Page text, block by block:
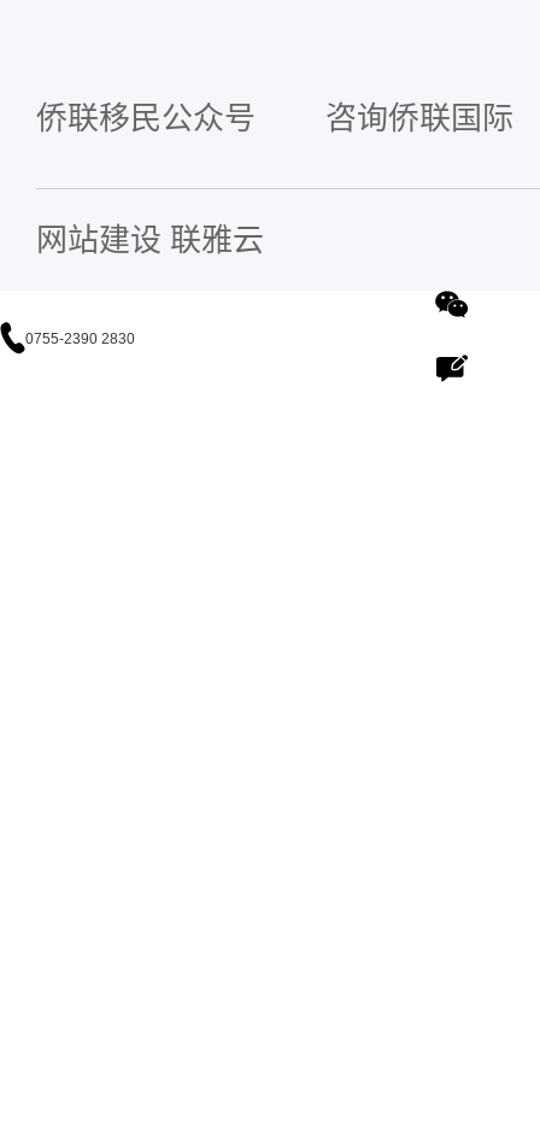
侨联移民公众号 咨询侨联国际
网站建设 联雅云
0755-2390 2830